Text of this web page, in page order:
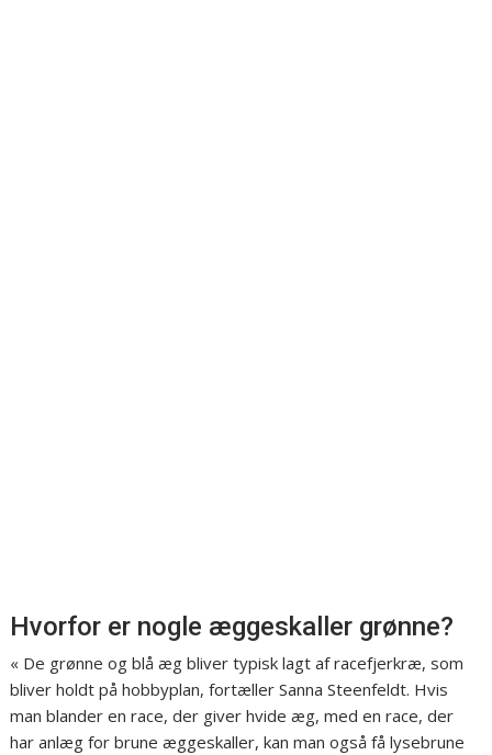
Hvorfor er nogle æggeskaller grønne?
« De grønne og blå æg bliver typisk lagt af racefjerkræ, som
bliver holdt på hobbyplan, fortæller Sanna Steenfeldt. Hvis
man blander en race, der giver hvide æg, med en race, der
har anlæg for brune æggeskaller, kan man også få lysebrune